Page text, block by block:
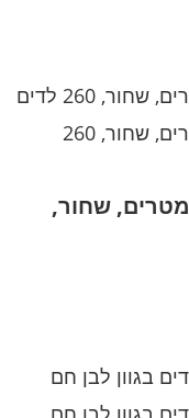
רשת לדים מקצועית בגודל 2X2 מטרים, שחור,